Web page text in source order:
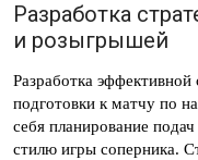
Разработка
и розыгрышей
Разработка эффективной
подготовки к матчу по
себя планирование
стилю игры соперника.